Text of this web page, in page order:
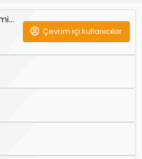
Şu anda web sitemizde
Çevrim içi kullanıcılar